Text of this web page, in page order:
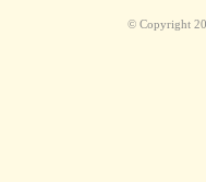
© Copyright